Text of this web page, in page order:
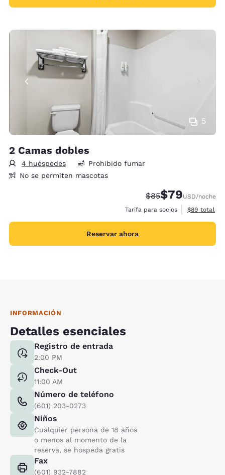
5
2 Camas dobles
4 huéspedes
Prohibido fumar
No se permiten mascotas
Precio tachado:
$85Precio con
$79USD/noche
Tarifa para socios
Ver
$89 total
Reservar ahora
INFORMACIÓN
Detalles esenciales
Registro de entrada
2:00 PM
Check-Out
11:00 AM
Número de teléfono
(601) 203-0273
Niños
Cualquier persona de 18 años
o menos al momento de la
reserva, se hospeda gratis
Fax
(601) 932-7882